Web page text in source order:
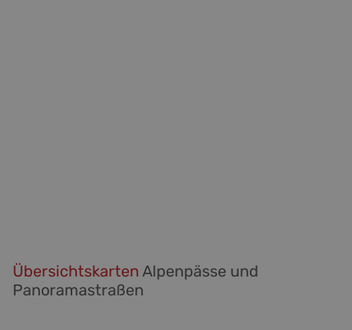
Übersichtskarten Alpenpässe und
Panoramastraßen